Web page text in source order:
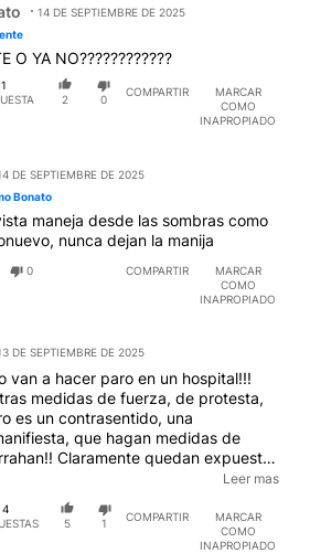
14 DE SEPTIEMBRE DE 2025
O YA NO????????????
1
2 0
COMPARTIR
MARCAR
COMO
INAPROPIADO
DE SEPTIEMBRE DE 2025
Bonato
maneja desde las sombras como
nunca dejan la manija
0 COMPARTIR
MARCAR
COMO
INAPROPIADO
DE SEPTIEMBRE DE 2025
van a hacer paro en un hospital!!!
medidas de fuerza, de protesta,
es un contrasentido, una
que hagan medidas de
Claramente quedan expuestos
no sería lo que más les interesa
quintitas propias!! No me pagan lo que
y que se perjudiquen los pacientes,
No se quién está mas chapa,
Leer mas
4
5 1
COMPARTIR
MARCAR
COMO
INAPROPIADO